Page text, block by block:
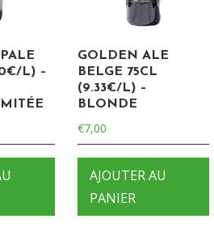
L) –
GOLDEN ALE
BELGE 75CL
(9.33€/L) –
BLONDE
€7,00
AJOUTER AU
PANIER